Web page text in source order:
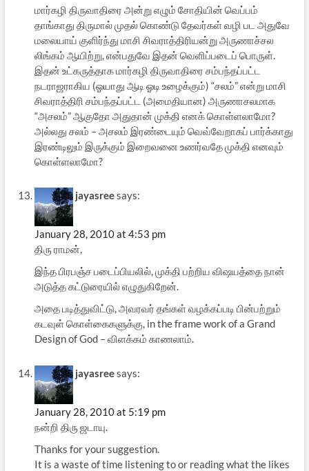
மார்கழி திருவாதிரை அன்று எழும் சோதியின் வெப்பம்
தாங்காது திருமால் முதல் கொண்டு தேவர்கள் வழி பட அதுவே
மலையாய் குளிர்ந்து மாசி சிவராத்திரியன்று அருணாச்சல
லிங்கம் ஆயிற்று, என்பதுவே இதன் வெளிப்படைப் பொருள்.
இதன் உட்கருத்தாக மார்கழி திருவாதிரை சம்பந்தப்பட்ட
நடராஜராகிய (ஓயாது ஆடி ஓடி உழைக்கும்) “சலம்” என்று மாசி
சிவராத்திரி சம்பந்தப்பட்ட (அமைதியான) அருணாசலமாக
“அசலம்” ஆகுதோ அதுதான் முக்தி எனக் கொள்ளலாமோ?
அல்லது சலம் – அசலம் இரண்டையும் வெவ்வேறாகப் பார்க்காது
இரண்டிலும் இருக்கும் இறைவனை உணர்வதே முக்தி எனவும்
கொள்ளலாமோ?
jayasreesays:
January 28, 2010 at 4:53 pm
திரு ராமன்,
இந்த பிரபஞ்ச படைப்பியலில், முக்தி பற்றிய விஷயத்தை நான்
அடுத்த கட்டுரையில் எழுதுகிறேன்.
அதை படித்துவிட்டு, அவரவர் தங்கள் வழக்கப்படி பின்பற்றும்
கடவுள் கொள்கைகளுக்கு, in the frame work of a Grand
Design of God – விளக்கம் காணலாம்.
jayasreesays:
January 28, 2010 at 5:19 pm
நன்றி திரு ஜடாயு.
Thanks for your suggestion.
It is a waste of time listening to or reading what the likes